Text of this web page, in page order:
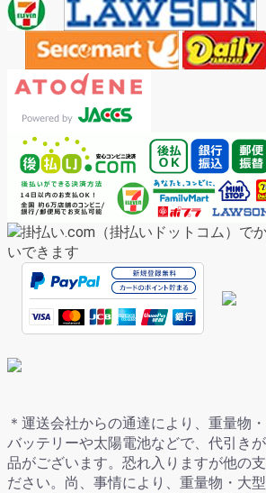
＊運送会社からの通達により、重量物
バッテリーや太陽電池などで、代引き
品がございます。恐れ入りますが他の
ださい。尚、事情により、重量物・大